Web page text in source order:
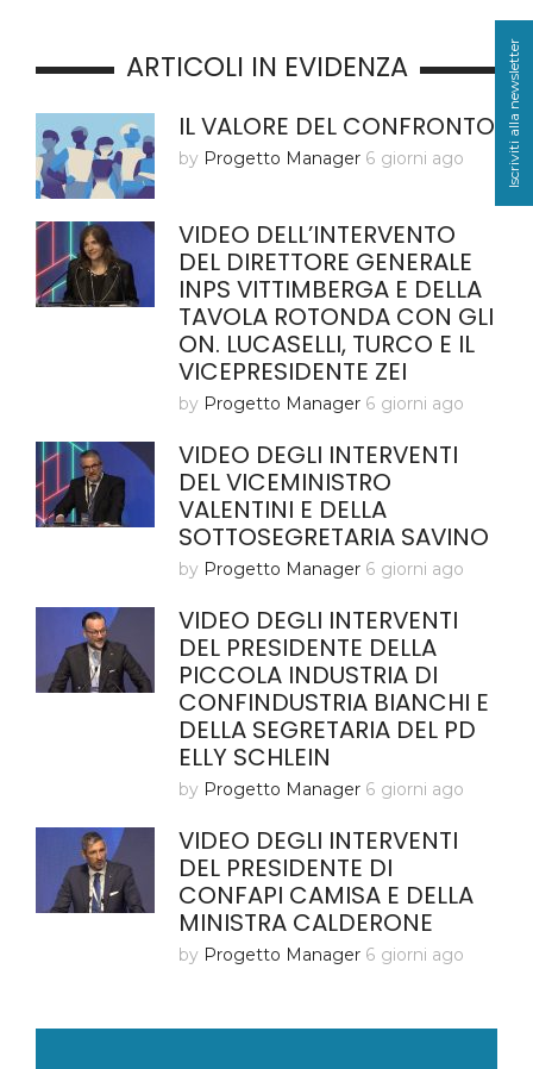
ARTICOLI IN EVIDENZA
IL VALORE DEL CONFRONTO
by Progetto Manager 6 giorni ago
VIDEO DELL’INTERVENTO
DEL DIRETTORE GENERALE
INPS VITTIMBERGA E DELLA
TAVOLA ROTONDA CON GLI
ON. LUCASELLI, TURCO E IL
VICEPRESIDENTE ZEI
by Progetto Manager 6 giorni ago
VIDEO DEGLI INTERVENTI
DEL VICEMINISTRO
VALENTINI E DELLA
SOTTOSEGRETARIA SAVINO
by Progetto Manager 6 giorni ago
VIDEO DEGLI INTERVENTI
DEL PRESIDENTE DELLA
PICCOLA INDUSTRIA DI
CONFINDUSTRIA BIANCHI E
DELLA SEGRETARIA DEL PD
ELLY SCHLEIN
by Progetto Manager 6 giorni ago
VIDEO DEGLI INTERVENTI
DEL PRESIDENTE DI
CONFAPI CAMISA E DELLA
MINISTRA CALDERONE
by Progetto Manager 6 giorni ago
Iscriviti alla newsletter